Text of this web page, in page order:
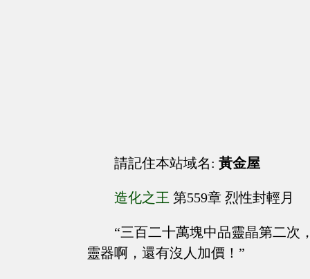
請記住本站域名: 黃金屋
造化之王 第559章 烈性封輕月
“三百二十萬塊中品靈晶第二次
靈器啊，還有沒人加價！”